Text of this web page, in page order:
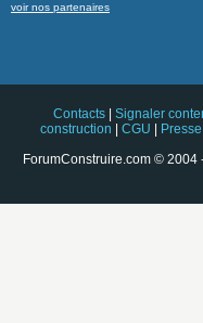
voir nos partenaires
Contacts Signaler
construction
CGU Presse
ForumConstruire.com © 2004